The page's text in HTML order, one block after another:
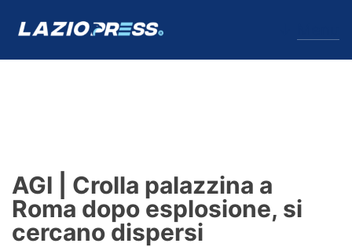
News
Formello
Infortuni
AGI | Crolla palazzina a
Roma dopo esplosione, si
cercano dispersi